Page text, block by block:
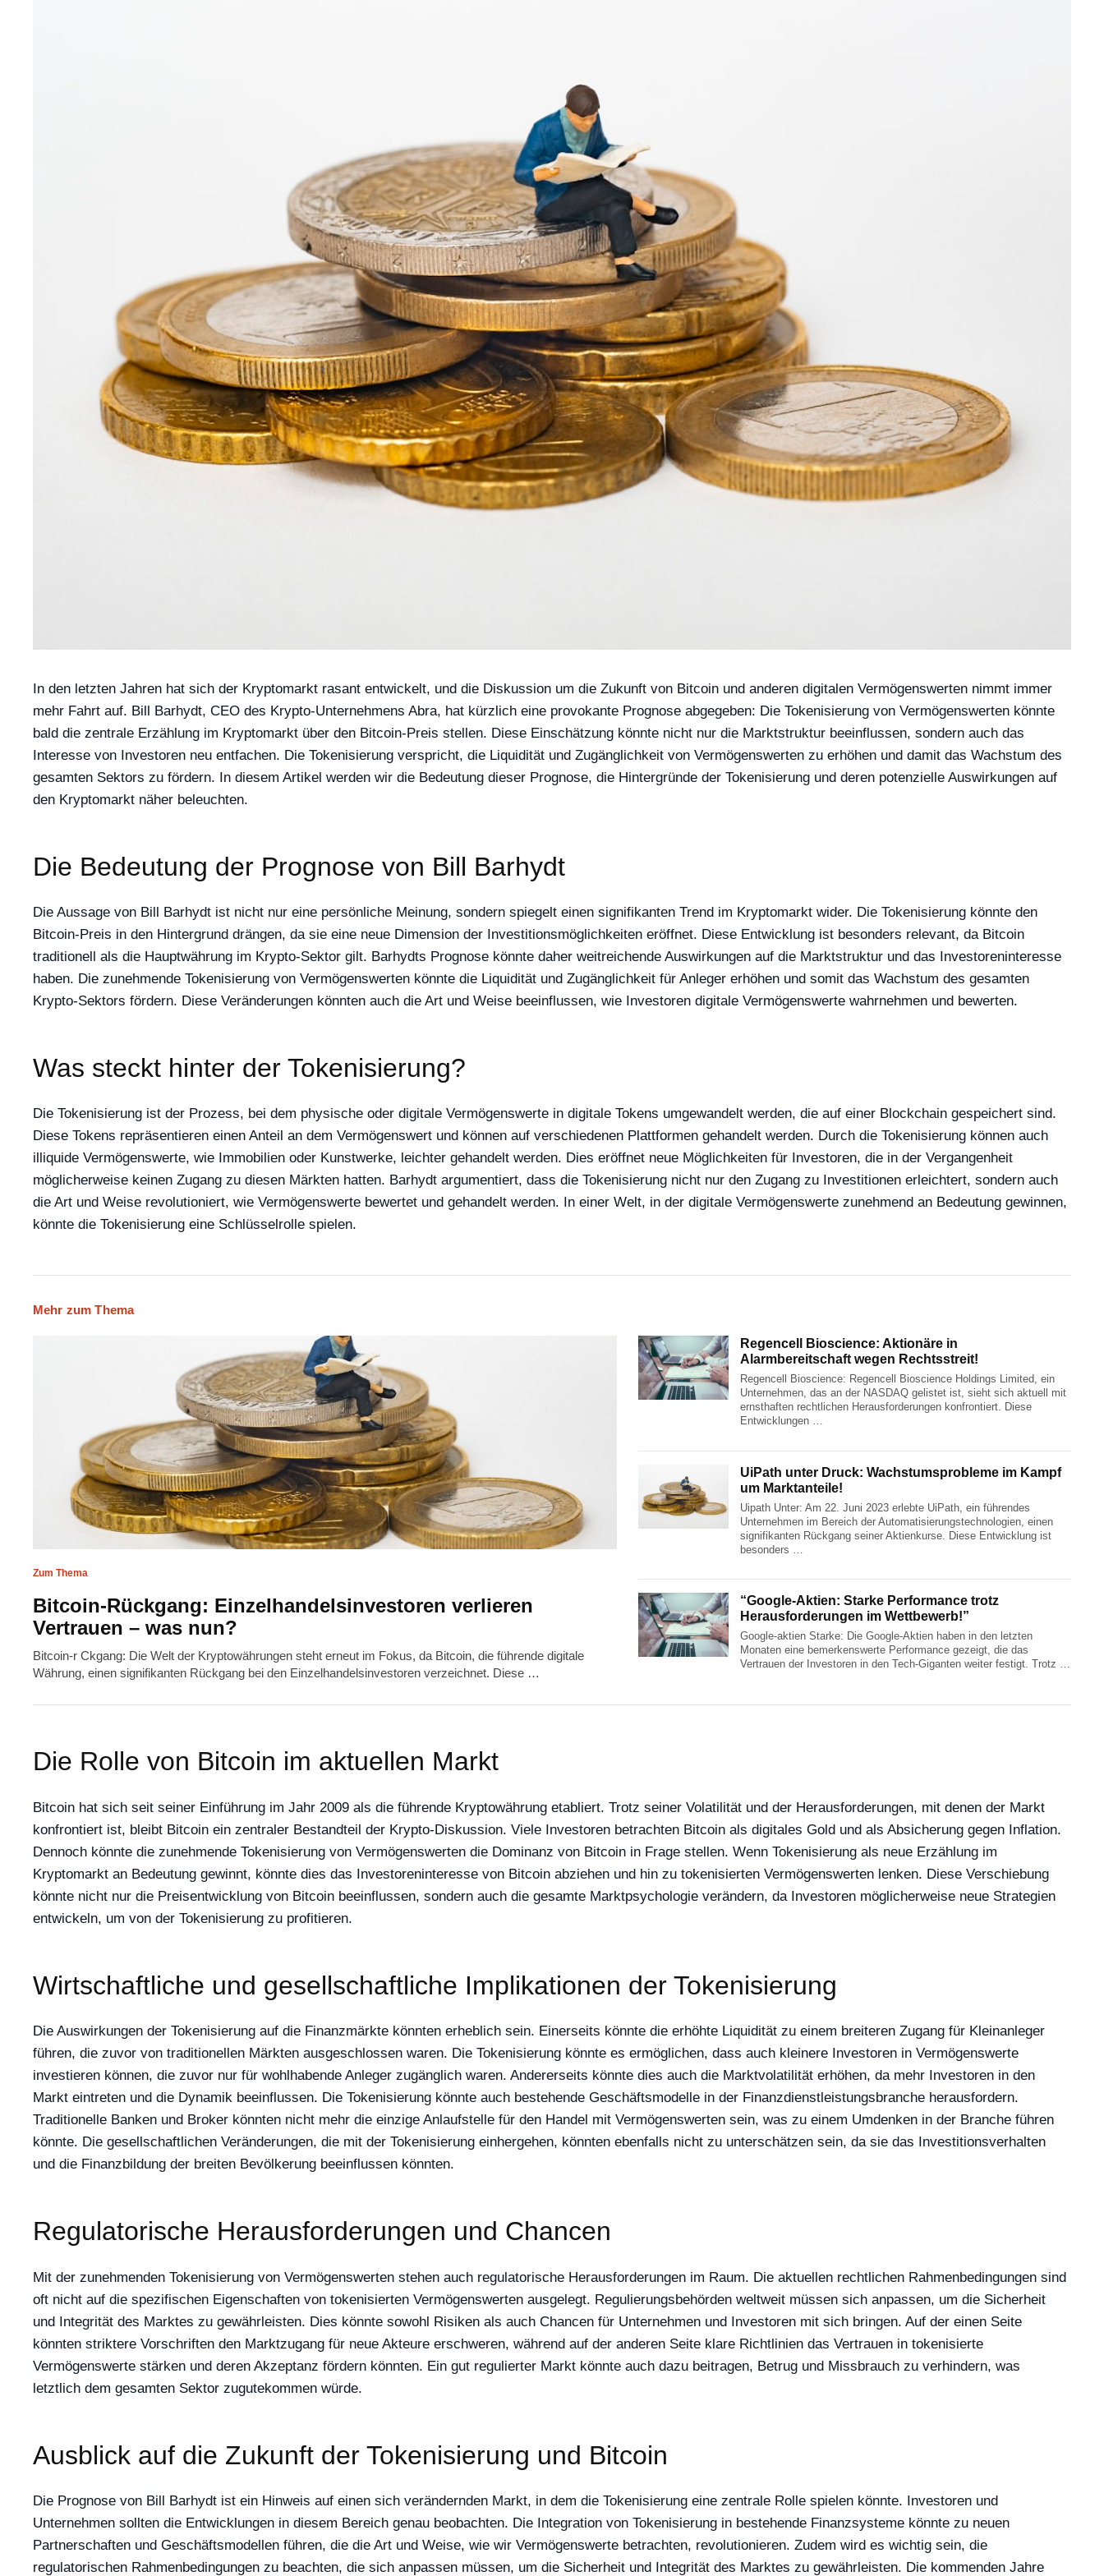
In den letzten Jahren hat sich der Kryptomarkt rasant entwickelt, und die Diskussion um die Zukunft von Bitcoin und anderen digitalen Vermögenswerten nimmt immer
mehr Fahrt auf. Bill Barhydt, CEO des Krypto-Unternehmens Abra, hat kürzlich eine provokante Prognose abgegeben: Die Tokenisierung von Vermögenswerten könnte
bald die zentrale Erzählung im Kryptomarkt über den Bitcoin-Preis stellen. Diese Einschätzung könnte nicht nur die Marktstruktur beeinflussen, sondern auch das
Interesse von Investoren neu entfachen. Die Tokenisierung verspricht, die Liquidität und Zugänglichkeit von Vermögenswerten zu erhöhen und damit das Wachstum des
gesamten Sektors zu fördern. In diesem Artikel werden wir die Bedeutung dieser Prognose, die Hintergründe der Tokenisierung und deren potenzielle Auswirkungen auf
den Kryptomarkt näher beleuchten.
Die Bedeutung der Prognose von Bill Barhydt
Die Aussage von Bill Barhydt ist nicht nur eine persönliche Meinung, sondern spiegelt einen signifikanten Trend im Kryptomarkt wider. Die Tokenisierung könnte den
Bitcoin-Preis in den Hintergrund drängen, da sie eine neue Dimension der Investitionsmöglichkeiten eröffnet. Diese Entwicklung ist besonders relevant, da Bitcoin
traditionell als die Hauptwährung im Krypto-Sektor gilt. Barhydts Prognose könnte daher weitreichende Auswirkungen auf die Marktstruktur und das Investoreninteresse
haben. Die zunehmende Tokenisierung von Vermögenswerten könnte die Liquidität und Zugänglichkeit für Anleger erhöhen und somit das Wachstum des gesamten
Krypto-Sektors fördern. Diese Veränderungen könnten auch die Art und Weise beeinflussen, wie Investoren digitale Vermögenswerte wahrnehmen und bewerten.
Was steckt hinter der Tokenisierung?
Die Tokenisierung ist der Prozess, bei dem physische oder digitale Vermögenswerte in digitale Tokens umgewandelt werden, die auf einer Blockchain gespeichert sind.
Diese Tokens repräsentieren einen Anteil an dem Vermögenswert und können auf verschiedenen Plattformen gehandelt werden. Durch die Tokenisierung können auch
illiquide Vermögenswerte, wie Immobilien oder Kunstwerke, leichter gehandelt werden. Dies eröffnet neue Möglichkeiten für Investoren, die in der Vergangenheit
möglicherweise keinen Zugang zu diesen Märkten hatten. Barhydt argumentiert, dass die Tokenisierung nicht nur den Zugang zu Investitionen erleichtert, sondern auch
die Art und Weise revolutioniert, wie Vermögenswerte bewertet und gehandelt werden. In einer Welt, in der digitale Vermögenswerte zunehmend an Bedeutung gewinnen,
könnte die Tokenisierung eine Schlüsselrolle spielen.
Mehr zum Thema
Zum Thema
Bitcoin-Rückgang: Einzelhandelsinvestoren verlieren
Vertrauen – was nun?
Bitcoin-r Ckgang: Die Welt der Kryptowährungen steht erneut im Fokus, da Bitcoin, die führende digitale
Währung, einen signifikanten Rückgang bei den Einzelhandelsinvestoren verzeichnet. Diese …
Regencell Bioscience: Aktionäre in
Alarmbereitschaft wegen Rechtsstreit!
Regencell Bioscience: Regencell Bioscience Holdings Limited, ein
Unternehmen, das an der NASDAQ gelistet ist, sieht sich aktuell mit
ernsthaften rechtlichen Herausforderungen konfrontiert. Diese
Entwicklungen …
UiPath unter Druck: Wachstumsprobleme im Kampf
um Marktanteile!
Uipath Unter: Am 22. Juni 2023 erlebte UiPath, ein führendes
Unternehmen im Bereich der Automatisierungstechnologien, einen
signifikanten Rückgang seiner Aktienkurse. Diese Entwicklung ist
besonders …
“Google-Aktien: Starke Performance trotz
Herausforderungen im Wettbewerb!”
Google-aktien Starke: Die Google-Aktien haben in den letzten
Monaten eine bemerkenswerte Performance gezeigt, die das
Vertrauen der Investoren in den Tech-Giganten weiter festigt. Trotz …
Die Rolle von Bitcoin im aktuellen Markt
Bitcoin hat sich seit seiner Einführung im Jahr 2009 als die führende Kryptowährung etabliert. Trotz seiner Volatilität und der Herausforderungen, mit denen der Markt
konfrontiert ist, bleibt Bitcoin ein zentraler Bestandteil der Krypto-Diskussion. Viele Investoren betrachten Bitcoin als digitales Gold und als Absicherung gegen Inflation.
Dennoch könnte die zunehmende Tokenisierung von Vermögenswerten die Dominanz von Bitcoin in Frage stellen. Wenn Tokenisierung als neue Erzählung im
Kryptomarkt an Bedeutung gewinnt, könnte dies das Investoreninteresse von Bitcoin abziehen und hin zu tokenisierten Vermögenswerten lenken. Diese Verschiebung
könnte nicht nur die Preisentwicklung von Bitcoin beeinflussen, sondern auch die gesamte Marktpsychologie verändern, da Investoren möglicherweise neue Strategien
entwickeln, um von der Tokenisierung zu profitieren.
Wirtschaftliche und gesellschaftliche Implikationen der Tokenisierung
Die Auswirkungen der Tokenisierung auf die Finanzmärkte könnten erheblich sein. Einerseits könnte die erhöhte Liquidität zu einem breiteren Zugang für Kleinanleger
führen, die zuvor von traditionellen Märkten ausgeschlossen waren. Die Tokenisierung könnte es ermöglichen, dass auch kleinere Investoren in Vermögenswerte
investieren können, die zuvor nur für wohlhabende Anleger zugänglich waren. Andererseits könnte dies auch die Marktvolatilität erhöhen, da mehr Investoren in den
Markt eintreten und die Dynamik beeinflussen. Die Tokenisierung könnte auch bestehende Geschäftsmodelle in der Finanzdienstleistungsbranche herausfordern.
Traditionelle Banken und Broker könnten nicht mehr die einzige Anlaufstelle für den Handel mit Vermögenswerten sein, was zu einem Umdenken in der Branche führen
könnte. Die gesellschaftlichen Veränderungen, die mit der Tokenisierung einhergehen, könnten ebenfalls nicht zu unterschätzen sein, da sie das Investitionsverhalten
und die Finanzbildung der breiten Bevölkerung beeinflussen könnten.
Regulatorische Herausforderungen und Chancen
Mit der zunehmenden Tokenisierung von Vermögenswerten stehen auch regulatorische Herausforderungen im Raum. Die aktuellen rechtlichen Rahmenbedingungen sind
oft nicht auf die spezifischen Eigenschaften von tokenisierten Vermögenswerten ausgelegt. Regulierungsbehörden weltweit müssen sich anpassen, um die Sicherheit
und Integrität des Marktes zu gewährleisten. Dies könnte sowohl Risiken als auch Chancen für Unternehmen und Investoren mit sich bringen. Auf der einen Seite
könnten striktere Vorschriften den Marktzugang für neue Akteure erschweren, während auf der anderen Seite klare Richtlinien das Vertrauen in tokenisierte
Vermögenswerte stärken und deren Akzeptanz fördern könnten. Ein gut regulierter Markt könnte auch dazu beitragen, Betrug und Missbrauch zu verhindern, was
letztlich dem gesamten Sektor zugutekommen würde.
Ausblick auf die Zukunft der Tokenisierung und Bitcoin
Die Prognose von Bill Barhydt ist ein Hinweis auf einen sich verändernden Markt, in dem die Tokenisierung eine zentrale Rolle spielen könnte. Investoren und
Unternehmen sollten die Entwicklungen in diesem Bereich genau beobachten. Die Integration von Tokenisierung in bestehende Finanzsysteme könnte zu neuen
Partnerschaften und Geschäftsmodellen führen, die die Art und Weise, wie wir Vermögenswerte betrachten, revolutionieren. Zudem wird es wichtig sein, die
regulatorischen Rahmenbedingungen zu beachten, die sich anpassen müssen, um die Sicherheit und Integrität des Marktes zu gewährleisten. Die kommenden Jahre